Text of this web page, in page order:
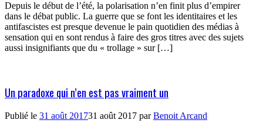
Depuis le début de l’été, la polarisation n’en finit plus d’empirer
dans le débat public. La guerre que se font les identitaires et les
antifascistes est presque devenue le pain quotidien des médias à
sensation qui en sont rendus à faire des gros titres avec des sujets
aussi insignifiants que du « trollage » sur […]
Un paradoxe qui n’en est pas vraiment un
Publié le 31 août 201731 août 2017 parBenoit Arcand